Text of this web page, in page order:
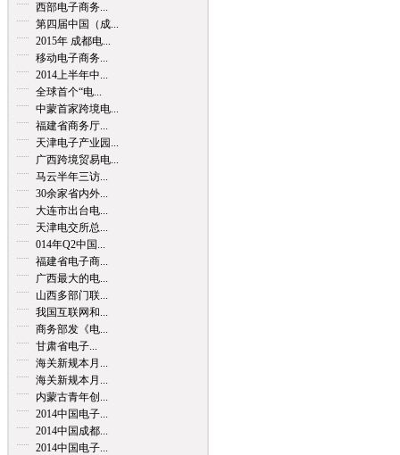
西部电子商务...
第四届中国（成...
2015年 成都电...
移动电子商务...
2014上半年中...
全球首个“电...
中蒙首家跨境电...
福建省商务厅...
天津电子产业园...
广西跨境贸易电...
马云半年三访...
30余家省内外...
大连市出台电...
天津电交所总...
014年Q2中国...
福建省电子商...
广西最大的电...
山西多部门联...
我国互联网和...
商务部发《电...
甘肃省电子...
海关新规本月...
海关新规本月...
内蒙古青年创...
2014中国电子...
2014中国成都...
2014中国电子...